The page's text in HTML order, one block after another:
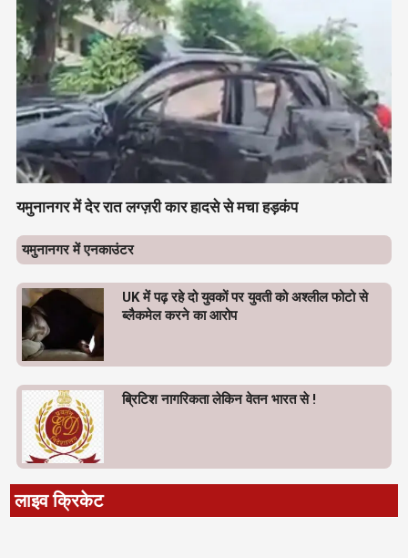
यमुनानगर में देर रात लग्ज़री कार हादसे से मचा हड़कंप
यमुनानगर में एनकाउंटर
UK में पढ़ रहे दो युवकों पर युवती को अश्लील फोटो से
ब्लैकमेल करने का आरोप
ब्रिटिश नागरिकता लेकिन वेतन भारत से !
लाइव क्रिकेट